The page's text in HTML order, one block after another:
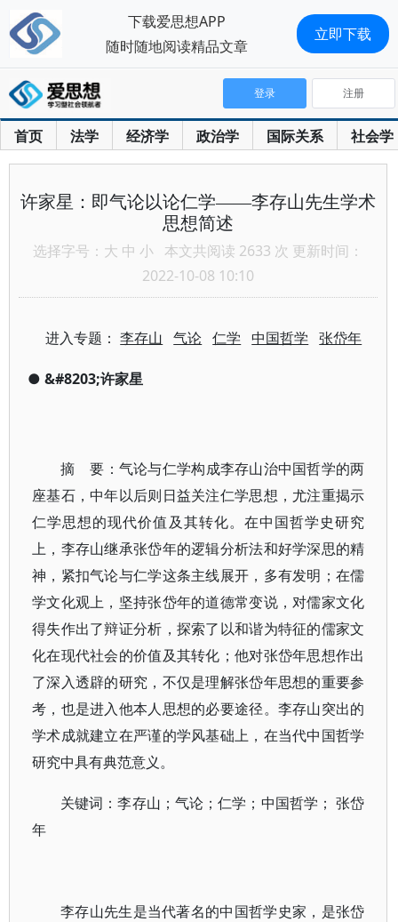
首页 法学 经济学 政治学 国际关系 社会学
登录 注册
许家星：即气论以论仁学——李存山先生学术
思想简述
选择字号： 大 中 小 本文共阅读 2633 次 更新时间：
2022-10-08 10:10
进入专题：李存山 气论 仁学 中国哲学 张岱年
● &#8203;许家星
摘 要：气论与仁学构成李存山治中国哲学的两
座基石，中年以后则日益关注仁学思想，尤注重揭示
仁学思想的现代价值及其转化。在中国哲学史研究
上，李存山继承张岱年的逻辑分析法和好学深思的精
神，紧扣气论与仁学这条主线展开，多有发明；在儒
学文化观上，坚持张岱年的道德常变说，对儒家文化
得失作出了辩证分析，探索了以和谐为特征的儒家文
化在现代社会的价值及其转化；他对张岱年思想作出
了深入透辟的研究，不仅是理解张岱年思想的重要参
考，也是进入他本人思想的必要途径。李存山突出的
学术成就建立在严谨的学风基础上，在当代中国哲学
研究中具有典范意义。
关键词：李存山；气论；仁学；中国哲学； 张岱
年
李存山先生是当代著名的中国哲学史家，是张岱
下载爱思想APP
随时随地阅读精品文章
立即下载